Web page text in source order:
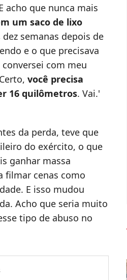
acho que nunca mais
um saco de lixo
semanas depois de
e o que precisava
com meu
você precisa
16 quilômetros. Vai.'
da perda, teve que
do exército, o que
ganhar massa
filmar cenas como
E isso mudou
Acho que seria muito
tipo de abuso no